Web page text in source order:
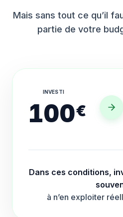
Mais sans tout ce qu’il
partie de votre
INVESTI
100€
Dans ces conditions,
à n’en exploiter